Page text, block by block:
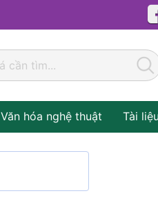
Văn hóa nghệ thuật Tài liệu